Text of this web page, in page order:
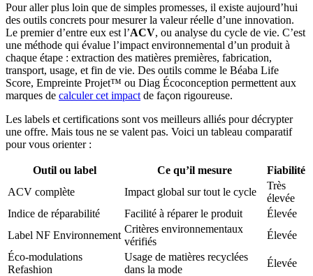
Pour aller plus loin que de simples promesses, il existe aujourd’hui
des outils concrets pour mesurer la valeur réelle d’une innovation.
Le premier d’entre eux est l’ACV, ou analyse du cycle de vie. C’est
une méthode qui évalue l’impact environnemental d’un produit à
chaque étape : extraction des matières premières, fabrication,
transport, usage, et fin de vie. Des outils comme le Béaba Life
Score, Empreinte Projet™ ou Diag Écoconception permettent aux
marques de calculer cet impact de façon rigoureuse.
Les labels et certifications sont vos meilleurs alliés pour décrypter
une offre. Mais tous ne se valent pas. Voici un tableau comparatif
pour vous orienter :
Outil ou label Ce qu’il mesure
Fiabilité
ACV complète
Impact global sur tout le cycle
Très
élevée
Indice de réparabilité
Facilité à réparer le produit
Élevée
Label NF Environnement
Critères environnementaux
vérifiés
Élevée
Éco-modulations
Refashion
Usage de matières recyclées
dans la mode
Élevée